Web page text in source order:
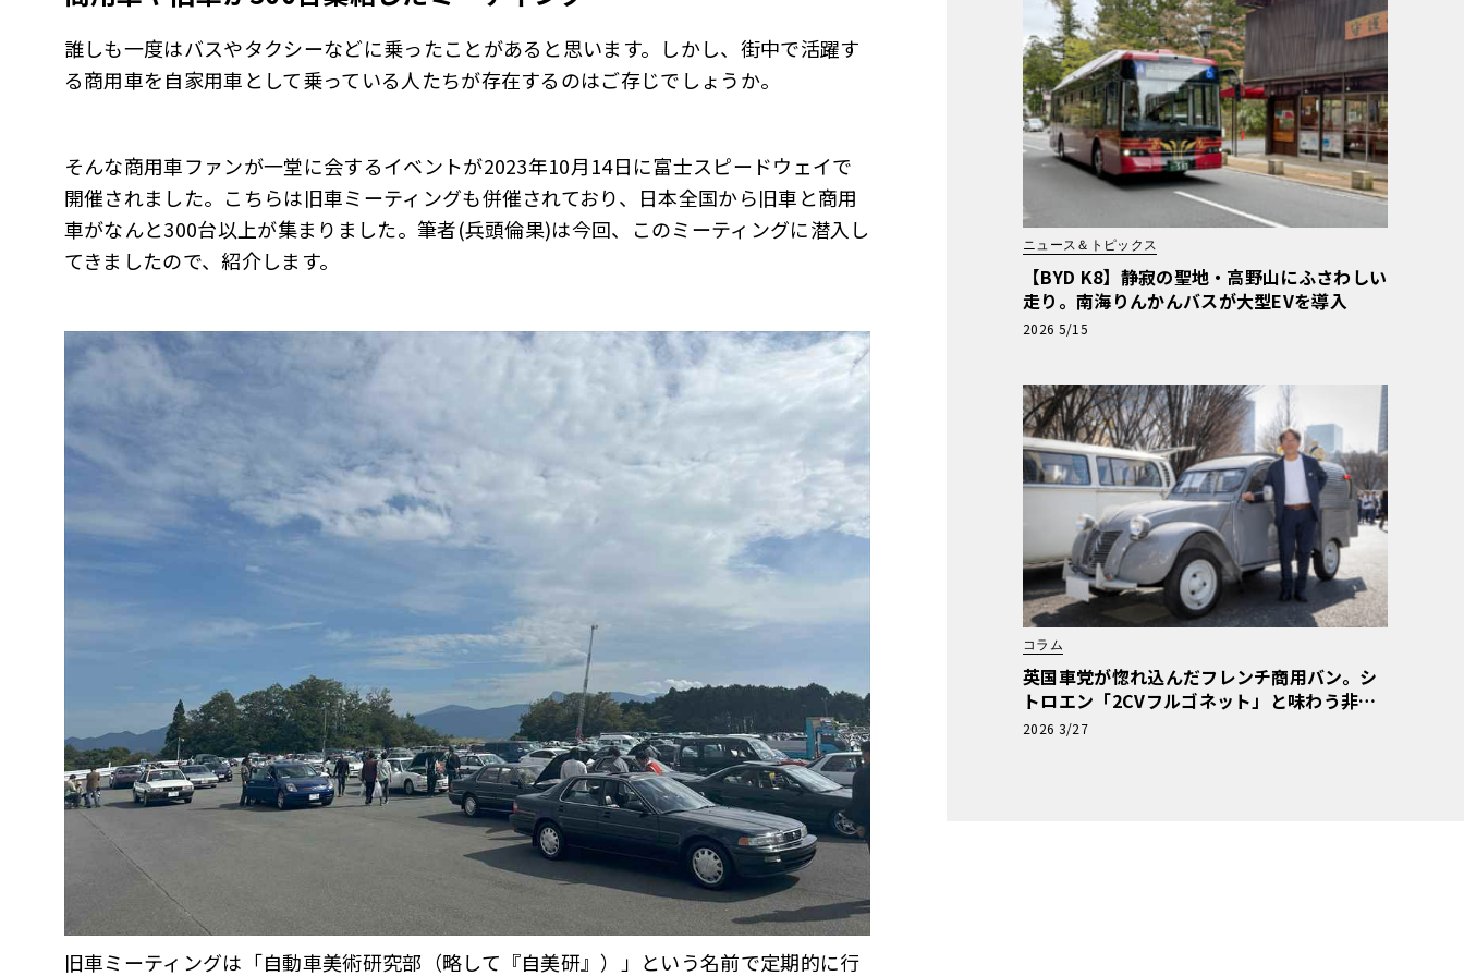
誰しも一度はバスやタクシーなどに乗ったことがあると思います。しかし、街中で活躍す
る商用車を自家用車として乗っている人たちが存在するのはご存じでしょうか。
そんな商用車ファンが一堂に会するイベントが2023年10月14日に富士スピードウェイで
開催されました。こちらは旧車ミーティングも併催されており、日本全国から旧車と商用
車がなんと300台以上が集まりました。筆者(兵頭倫果)は今回、このミーティングに潜入し
てきましたので、紹介します。
旧車ミーティングは「自動車美術研究部（略して『自美研』）」という名前で定期的に行
ニュース＆トピックス
【BYD K8】静寂の聖地・高野山にふさわしい
走り。南海りんかんバスが大型EVを導入
2026 5/15
コラム
英国車党が惚れ込んだフレンチ商用バン。シ
トロエン「2CVフルゴネット」と味わう非日
常【愛車群像】
2026 3/27